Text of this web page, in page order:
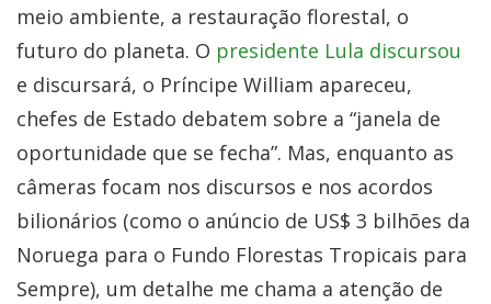
meio ambiente, a restauração florestal, o
futuro do planeta. O presidente Lula discursou
e discursará, o Príncipe William apareceu,
chefes de Estado debatem sobre a “janela de
oportunidade que se fecha”. Mas, enquanto as
câmeras focam nos discursos e nos acordos
bilionários (como o anúncio de US$ 3 bilhões da
Noruega para o Fundo Florestas Tropicais para
Sempre), um detalhe me chama a atenção de